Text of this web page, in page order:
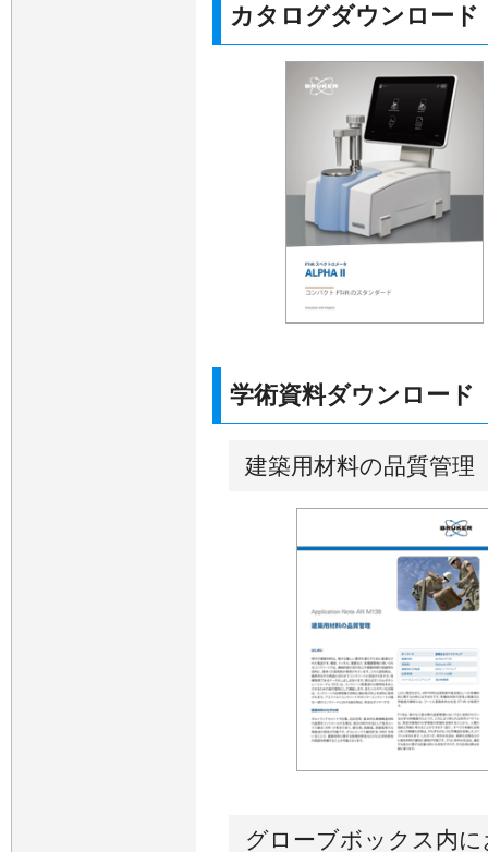
カタログダウンロード
学術資料ダウンロード
建築用材料の品質管理
グローブボックス内